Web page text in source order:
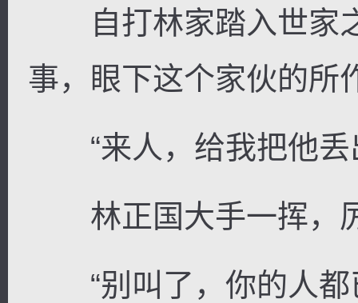
自打林家踏入世家
事，眼下这个家伙的所
“来人，给我把他丢
林正国大手一挥，
“别叫了，你的人都